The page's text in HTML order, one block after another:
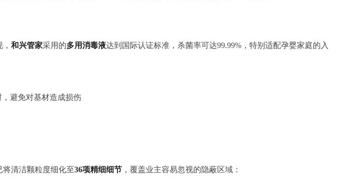
和兴管家采用的多用消毒液达到国际认证标准，杀菌率可达99.99%，特别适配孕婴家庭的入
避免对基材造成损伤
清洁颗粒度细化至36项精细细节 ，覆盖业主容易忽视的隐蔽区域：